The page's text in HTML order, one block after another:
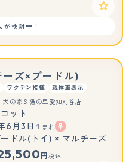
が検討中！
ズ×プードル)
ワクチン接種 親体重表示
犬の家＆猫の里愛知刈谷店
ット
6月3日 生まれ
ードル(トイ) × マルチーズ
円 税込